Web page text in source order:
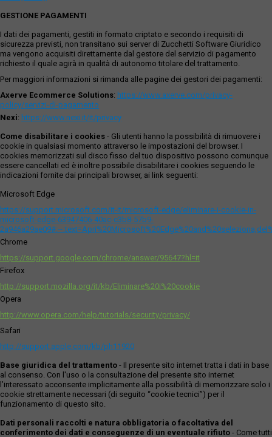
GESTIONE PAGAMENTI
I dati dei pagamenti, gestiti in formato criptato e secondo i requisiti di
sicurezza previsti, non transitano sui server di Zucchetti Software Giuridico
ma vengono acquisiti direttamente dal gestore del servizio di pagamento
richiesto il quale agirà in qualità di autonomo titolare del trattamento.
Per maggiori informazioni si rimanda alle pagine dei gestori dei pagamenti:
Axerve Ecommerce Solutions: https://www.axerve.com/privacy-
policy/servizi-di-pagamento
Nexi: https://www.nexi.it/it/privacy
Come disabilitare i cookies - Gli utenti hanno la possibilità di rimuovere i
cookie in qualsiasi momento attraverso le impostazioni del browser. I
cookies memorizzati sul disco fisso del tuo dispositivo possono comunque
essere cancellati ed è inoltre possibile disabilitare i cookies seguendo le
indicazioni fornite dai principali browser, ai link seguenti:
Microsoft Edge
https://support.microsoft.com/it-it/microsoft-edge/eliminare-i-cookie-in-
microsoft-edge-63947406-40ac-c3b8-57b9-
Chrome
https://support.google.com/chrome/answer/95647?hl=it
Firefox
http://support.mozilla.org/it/kb/Eliminare%20i%20cookie
Opera
http://www.opera.com/help/tutorials/security/privacy/
Safari
http://support.apple.com/kb/ph11920
Base giuridica del trattamento - Il presente sito internet tratta i dati in base
al consenso. Con l'uso o la consultazione del presente sito internet
l’interessato acconsente implicitamente alla possibilità di memorizzare solo i
cookie strettamente necessari (di seguito “cookie tecnici”) per il
funzionamento di questo sito.
Dati personali raccolti e natura obbligatoria o facoltativa del
conferimento dei dati e conseguenze di un eventuale rifiuto - Come tutti